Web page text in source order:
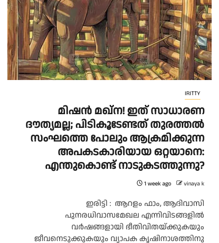
IRITTY
മിഷൻ മഖ്ന! ഇത് സാധാരണ
ദൗത്യമല്ല; പിടികൂടേണ്ടത് തുരത്തൽ
സംഘത്തെ പോലും ആക്രമിക്കുന്ന
അപകടകാരിയായ ഒറ്റയാനെ:
എന്തുകൊണ്ട് നാടുകടത്തുന്നു?
1 week ago vinaya k
ഇരിട്ടി : ആറളം ഫാം, ആദിവാസി
പുനരധിവാസമേഖല എന്നിവിടങ്ങളിൽ
വർഷങ്ങളായി ഭീതിവിതയ്ക്കുകയും
ജീവനെടുക്കുകയും വ്യാപക കൃഷിനാശത്തിനു